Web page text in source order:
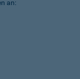
an: